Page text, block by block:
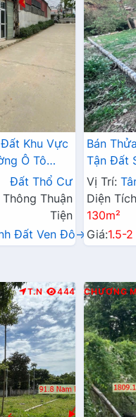
Khu Vực
Ô Tô
Liên Xã
Đất Thổ Cư
Thuận
Tiện
Đất Ven Đô→
Bán
Tận Đất
Xã
Vị Trí:
Diện
130m²
Giá:1.5-
T.N 444 CHƯƠNG